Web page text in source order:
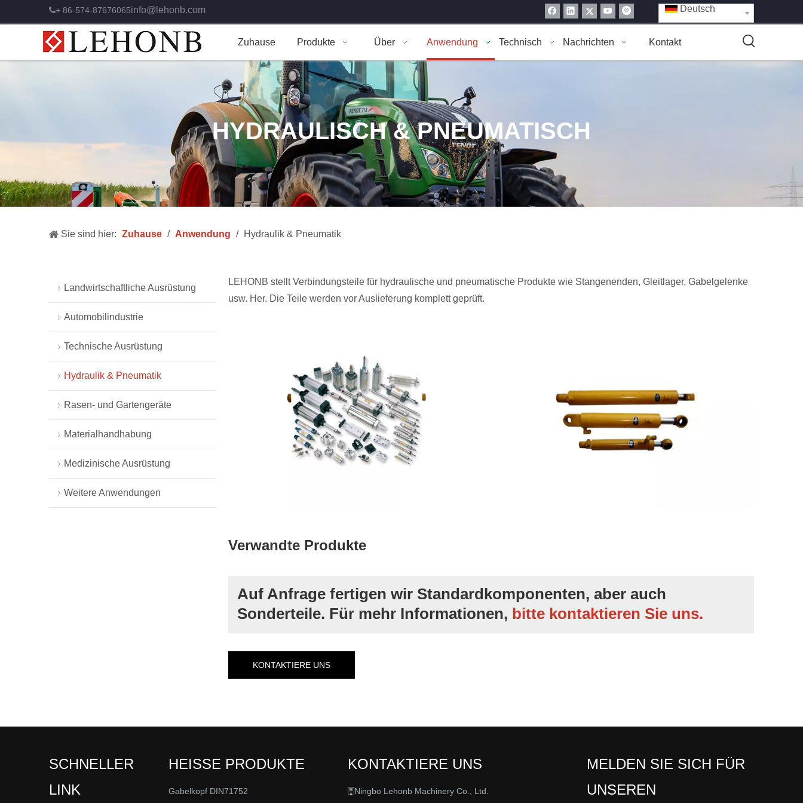
+ 86-574-87676065info@lehonb.com Deutsch
Zuhause Produkte Über Anwendung Technisch Nachrichten Kontakt
HYDRAULISCH & PNEUMATISCH
Sie sind hier: Zuhause / Anwendung / Hydraulik & Pneumatik
Landwirtschaftliche Ausrüstung
Automobilindustrie
Technische Ausrüstung
Hydraulik & Pneumatik
Rasen- und Gartengeräte
Materialhandhabung
Medizinische Ausrüstung
Weitere Anwendungen
LEHONB stellt Verbindungsteile für hydraulische und pneumatische Produkte wie Stangenenden, Gleitlager, Gabelgelenke
usw. Her. Die Teile werden vor Auslieferung komplett geprüft.
Verwandte Produkte
Auf Anfrage fertigen wir Standardkomponenten, aber auch
Sonderteile. Für mehr Informationen, bitte kontaktieren Sie uns.
KONTAKTIERE UNS
SCHNELLER
LINK
HEISSE PRODUKTE
Gabelkopf DIN71752
KONTAKTIERE UNS
 Ningbo Lehonb Machinery Co., Ltd.
MELDEN SIE SICH FÜR
UNSEREN